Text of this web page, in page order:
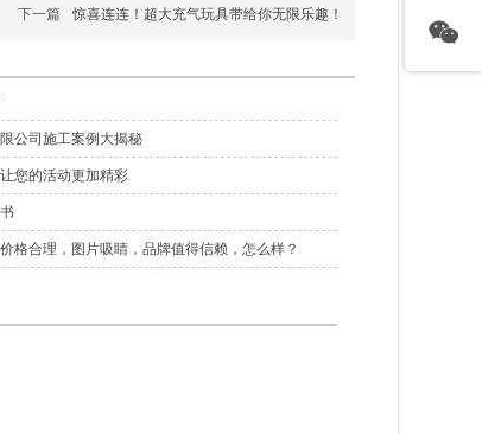
下一篇 惊喜连连！超大充气玩具带给你无限乐趣！
公司施工案例大揭秘
您的活动更加精彩
格合理，图片吸睛，品牌值得信赖，怎么样？